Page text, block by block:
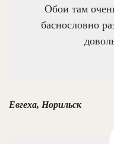
Обои там
баснословно
Евгеха, Норильск